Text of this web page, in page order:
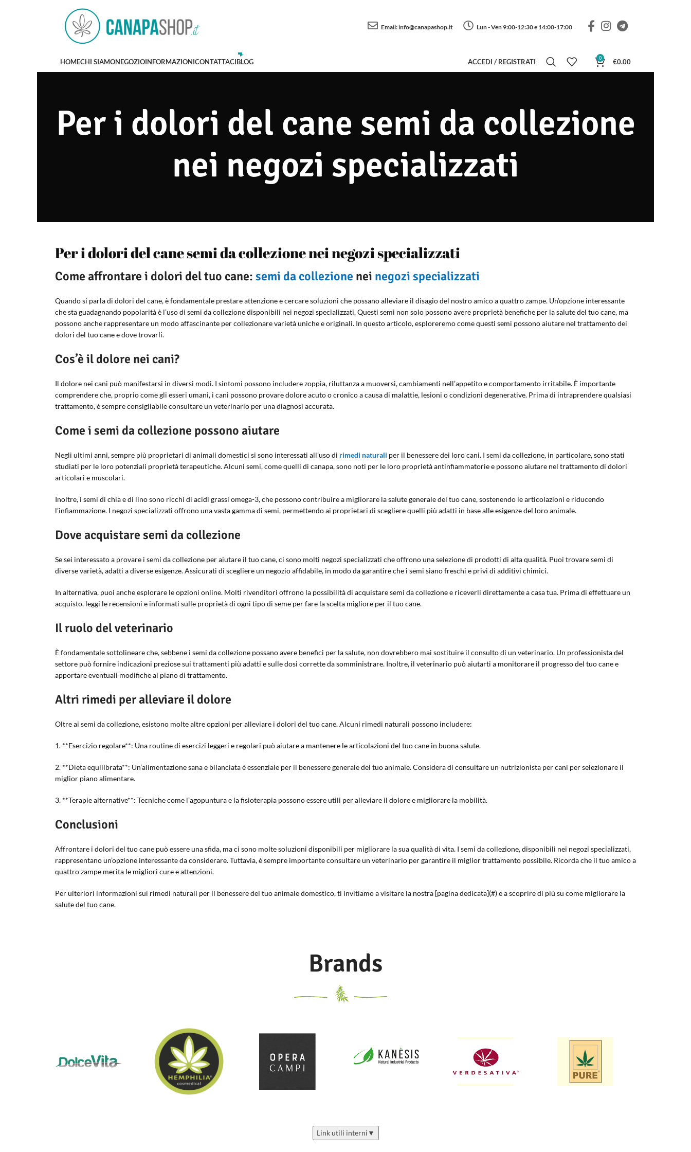
Email:info@canapashop.it Lun - Ven 9:00-12:30 e 14:00-17:00
HOMECHI SIAMONEGOZIOINFORMAZIONICONTATTACIBLOG ACCEDI / REGISTRATI 0 €0.00
Per i dolori del cane semi da collezione
nei negozi specializzati
Per i dolori del cane semi da collezione nei negozi specializzati
Come affrontare i dolori del tuo cane: semi da collezione nei negozi specializzati
Quando si parla di dolori del cane, è fondamentale prestare attenzione e cercare soluzioni che possano alleviare il disagio del nostro amico a quattro zampe. Un’opzione interessante
che sta guadagnando popolarità è l’uso di semi da collezione disponibili nei negozi specializzati. Questi semi non solo possono avere proprietà benefiche per la salute del tuo cane, ma
possono anche rappresentare un modo affascinante per collezionare varietà uniche e originali. In questo articolo, esploreremo come questi semi possono aiutare nel trattamento dei
dolori del tuo cane e dove trovarli.
Cos’è il dolore nei cani?
Il dolore nei cani può manifestarsi in diversi modi. I sintomi possono includere zoppia, riluttanza a muoversi, cambiamenti nell’appetito e comportamento irritabile. È importante
comprendere che, proprio come gli esseri umani, i cani possono provare dolore acuto o cronico a causa di malattie, lesioni o condizioni degenerative. Prima di intraprendere qualsiasi
trattamento, è sempre consigliabile consultare un veterinario per una diagnosi accurata.
Come i semi da collezione possono aiutare
Negli ultimi anni, sempre più proprietari di animali domestici si sono interessati all’uso di rimedi naturali per il benessere dei loro cani. I semi da collezione, in particolare, sono stati
studiati per le loro potenziali proprietà terapeutiche. Alcuni semi, come quelli di canapa, sono noti per le loro proprietà antinfiammatorie e possono aiutare nel trattamento di dolori
articolari e muscolari.
Inoltre, i semi di chia e di lino sono ricchi di acidi grassi omega-3, che possono contribuire a migliorare la salute generale del tuo cane, sostenendo le articolazioni e riducendo
l’infiammazione. I negozi specializzati offrono una vasta gamma di semi, permettendo ai proprietari di scegliere quelli più adatti in base alle esigenze del loro animale.
Dove acquistare semi da collezione
Se sei interessato a provare i semi da collezione per aiutare il tuo cane, ci sono molti negozi specializzati che offrono una selezione di prodotti di alta qualità. Puoi trovare semi di
diverse varietà, adatti a diverse esigenze. Assicurati di scegliere un negozio affidabile, in modo da garantire che i semi siano freschi e privi di additivi chimici.
In alternativa, puoi anche esplorare le opzioni online. Molti rivenditori offrono la possibilità di acquistare semi da collezione e riceverli direttamente a casa tua. Prima di effettuare un
acquisto, leggi le recensioni e informati sulle proprietà di ogni tipo di seme per fare la scelta migliore per il tuo cane.
Il ruolo del veterinario
È fondamentale sottolineare che, sebbene i semi da collezione possano avere benefici per la salute, non dovrebbero mai sostituire il consulto di un veterinario. Un professionista del
settore può fornire indicazioni preziose sui trattamenti più adatti e sulle dosi corrette da somministrare. Inoltre, il veterinario può aiutarti a monitorare il progresso del tuo cane e
apportare eventuali modifiche al piano di trattamento.
Altri rimedi per alleviare il dolore
Oltre ai semi da collezione, esistono molte altre opzioni per alleviare i dolori del tuo cane. Alcuni rimedi naturali possono includere:
1. **Esercizio regolare**: Una routine di esercizi leggeri e regolari può aiutare a mantenere le articolazioni del tuo cane in buona salute.
2. **Dieta equilibrata**: Un’alimentazione sana e bilanciata è essenziale per il benessere generale del tuo animale. Considera di consultare un nutrizionista per cani per selezionare il
miglior piano alimentare.
3. **Terapie alternative**: Tecniche come l’agopuntura e la fisioterapia possono essere utili per alleviare il dolore e migliorare la mobilità.
Conclusioni
Affrontare i dolori del tuo cane può essere una sfida, ma ci sono molte soluzioni disponibili per migliorare la sua qualità di vita. I semi da collezione, disponibili nei negozi specializzati,
rappresentano un’opzione interessante da considerare. Tuttavia, è sempre importante consultare un veterinario per garantire il miglior trattamento possibile. Ricorda che il tuo amico a
quattro zampe merita le migliori cure e attenzioni.
Per ulteriori informazioni sui rimedi naturali per il benessere del tuo animale domestico, ti invitiamo a visitare la nostra [pagina dedicata](#) e a scoprire di più su come migliorare la
salute del tuo cane.
Brands
Link utili interni ▼